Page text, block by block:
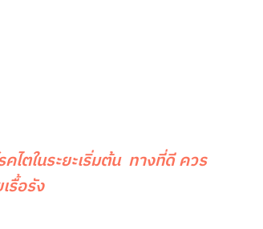
ตในระยะเริ่มต้น ทางที่ดี ควร
รื้อรัง